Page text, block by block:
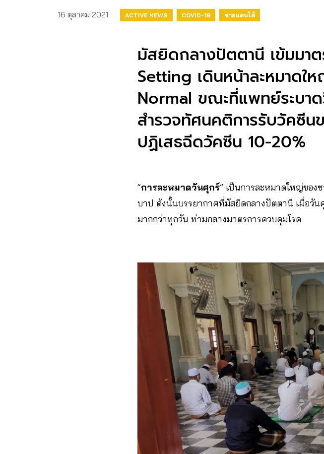
16 ตุลาคม 2021 ACTIVE NEWS COVID-19 ชายแดนใต้
มัสยิด​กลาง​ปัตตานี​ เข้มมา
Setting เดินหน้าละหมาด
Normal ขณะที่แพทย์ระบา
สำรวจทัศนคติการรับวัคซี
ปฏิเสธฉีดวัคซีน 10-20%
“การละหมาดวันศุกร์” เป็นการละหมาดใหญ่ของ
บาป ดังนั้นบรรยากาศที่มัสยิดกลางปัตตานี เมื่อวัน
มากกว่าทุกวัน​ ท่ามกลางมาตรการควบคุมโรค​